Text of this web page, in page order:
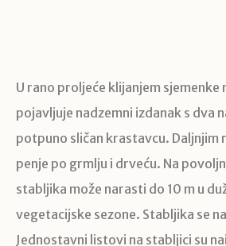
U rano proljeće klijanjem sjemenke
pojavljuje nadzemni izdanak s dva
potpuno sličan krastavcu. Daljnjim
penje po grmlju i drveću. Na
stabljika može narasti do 10 m u
vegetacijske sezone. Stabljika se
Jednostavni listovi na stabljici su